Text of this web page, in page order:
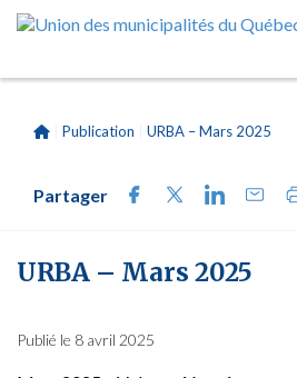
Publication URBA – Mars 2025
Partager
URBA – Mars 2025
Publié le 8 avril 2025